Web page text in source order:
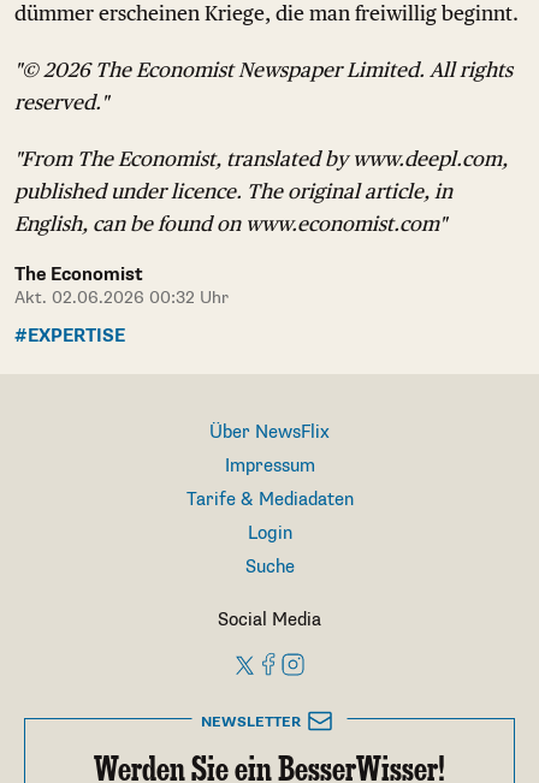
dümmer erscheinen Kriege, die man freiwillig beginnt.
"© 2026 The Economist Newspaper Limited. All rights
reserved."
"From The Economist, translated by www.deepl.com,
published under licence. The original article, in
English, can be found on www.economist.com"
The Economist
Akt. 02.06.2026 00:32 Uhr
#EXPERTISE
Über NewsFlix
Impressum
Tarife & Mediadaten
Login
Suche
Social Media
NEWSLETTER
Werden Sie ein BesserWisser!